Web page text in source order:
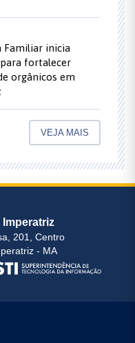
Familiar inicia
fortalecer
orgânicos em
VEJA MAIS
201, Centro
- MA